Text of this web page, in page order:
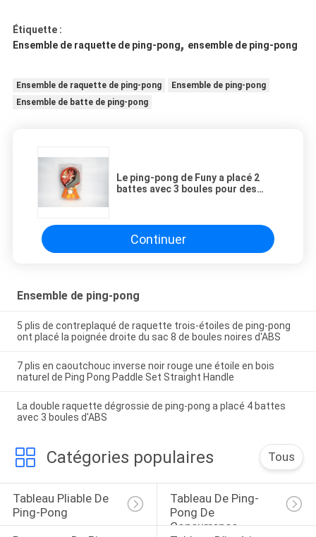
Étiquette :
Ensemble de raquette de ping-pong, ensemble de ping-pong
Ensemble de raquette de ping-pong
Ensemble de ping-pong
Ensemble de batte de ping-pong
Le ping-pong de Funy a placé 2
battes avec 3 boules pour des
Continuer
Ensemble de ping-pong
5 plis de contreplaqué de raquette trois-étoiles de ping-pong
ont placé la poignée droite du sac 8 de boules noires d'ABS
7 plis en caoutchouc inverse noir rouge une étoile en bois
naturel de Ping Pong Paddle Set Straight Handle
La double raquette dégrossie de ping-pong a placé 4 battes
avec 3 boules d'ABS
Catégories populaires Tous
Tableau Pliable De
Ping-Pong
Tableau De Ping-
Pong De
Concurrence